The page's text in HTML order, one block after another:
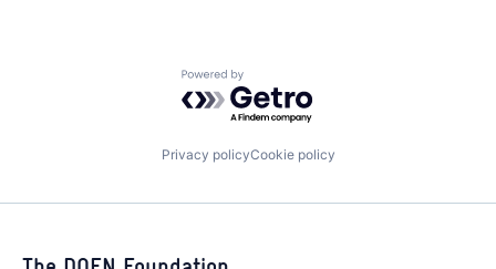
Powered by Getro.com
Privacy policyCookie policy